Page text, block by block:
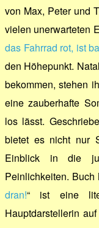
von Max, Peter und
vielen unerwarteten
das Fahrrad rot, ist
den Höhepunkt.
bekommen, stehen
eine zauberhafte
los lässt.
bietet es nicht nur
Einblick in die
Peinlichkeiten. Buch
dran!“ ist eine
Hauptdarstellerin